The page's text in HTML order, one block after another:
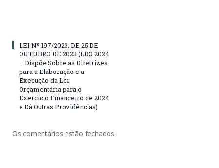
LEI Nº 197/2023, DE 25 DE
OUTUBRO DE 2023 (LDO 2024
– Dispõe Sobre as Diretrizes
para a Elaboração e a
Execução da Lei
Orçamentária para o
Exercício Financeiro de 2024
e Dá Outras Providências)
Os comentários estão fechados.